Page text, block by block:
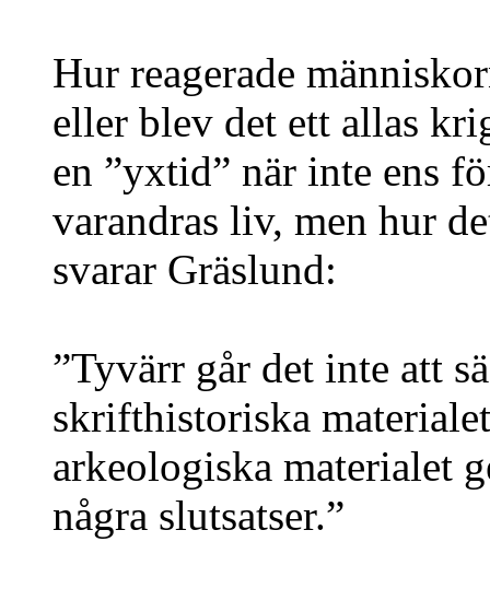
Hur reagerade
eller blev det ett allas
en ”yxtid” när inte ens
varandras liv, men hur
svarar Gräslund:
”Tyvärr går det inte att
skrifthistoriska
arkeologiska materialet
några slutsatser.”